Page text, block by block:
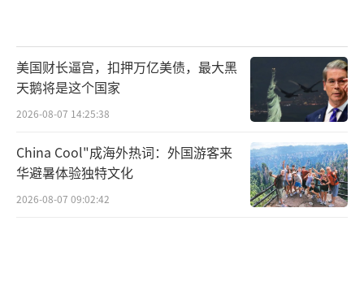
美国财长逼宫，扣押万亿美债，最大黑
天鹅将是这个国家
2026-08-07 14:25:38
China Cool"成海外热词：外国游客来
华避暑体验独特文化
2026-08-07 09:02:42